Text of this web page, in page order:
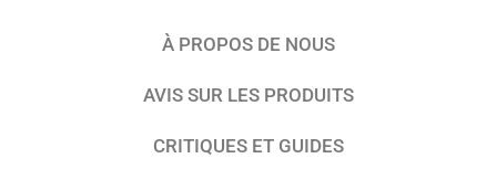
À PROPOS DE NOUS
AVIS SUR LES PRODUITS
CRITIQUES ET GUIDES